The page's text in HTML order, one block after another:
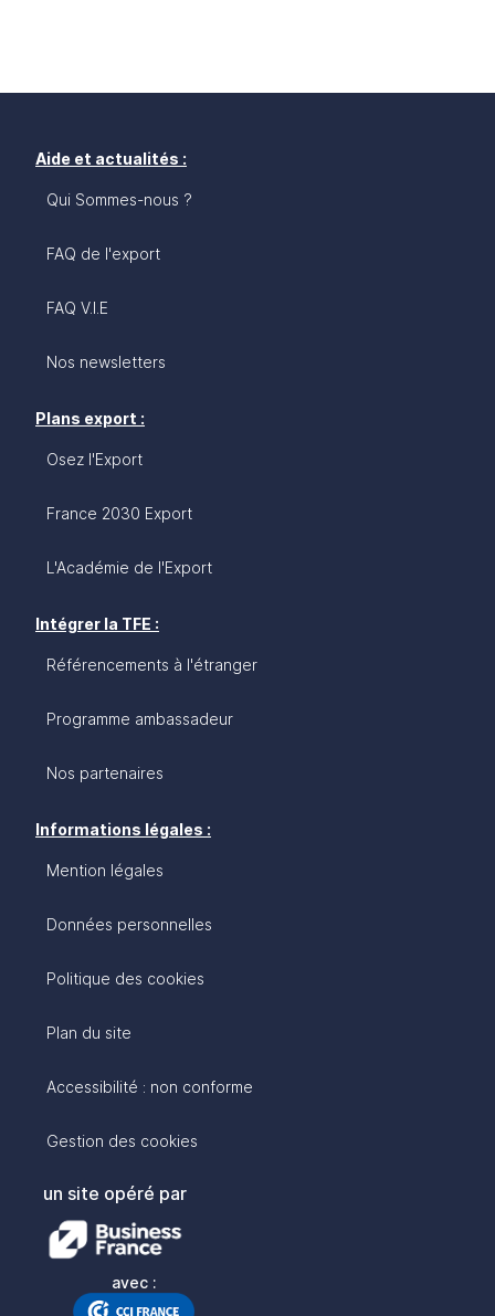
Aide et actualités :
Qui Sommes-nous ?
FAQ de l'export
FAQ V.I.E
Nos newsletters
Plans export :
Osez l'Export
France 2030 Export
L'Académie de l'Export
Intégrer la TFE :
Référencements à l'étranger
Programme ambassadeur
Nos partenaires
Informations légales :
Mention légales
Données personnelles
Politique des cookies
Plan du site
Accessibilité : non conforme
Gestion des cookies
un site opéré par
avec :